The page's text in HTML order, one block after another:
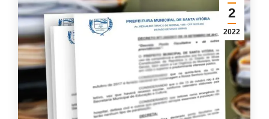
2
2022